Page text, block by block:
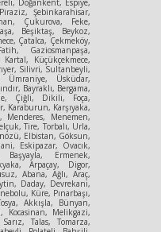
Doğankent, Espiye,
Şebinkarahisar,
Çukurova, Feke,
Beşiktaş, Beykoz,
Çatalca, Çekmeköy,
Gaziosmanpaşa,
Küçükçekmece,
Silivri, Sultanbeyli,
Üsküdar,
Bayraklı, Bergama,
Çiğli, Dikili, Foça,
Karaburun, Karşıyaka,
Menderes, Menemen,
Tire, Torbalı, Urla,
Elbistan, Göksun,
Eskipazar, Ovacık,
Başyayla, Ermenek,
Arpaçay, Digor,
Abana, Ağlı, Araç,
Daday, Devrekani,
Küre, Pınarbaşı,
Akkışla, Bünyan,
Kocasinan, Melikgazi,
Talas, Tomarza,